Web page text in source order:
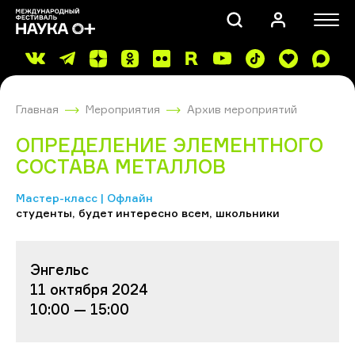
ПОИСК
Главная Мероприятия Архив мероприятий
ОПРЕДЕЛЕНИЕ ЭЛЕМЕНТНОГО
СОСТАВА МЕТАЛЛОВ
Мастер-класс | Офлайн
студенты, будет интересно всем, школьники
Энгельс
11 октября 2024
10:00 — 15:00